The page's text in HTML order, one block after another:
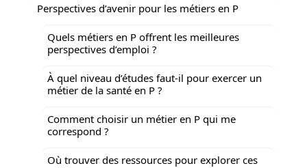
Perspectives d’avenir pour les métiers en P
Quels métiers en P offrent les meilleures
perspectives d’emploi ?
À quel niveau d’études faut-il pour exercer un
métier de la santé en P ?
Comment choisir un métier en P qui me
correspond ?
Où trouver des ressources pour explorer ces